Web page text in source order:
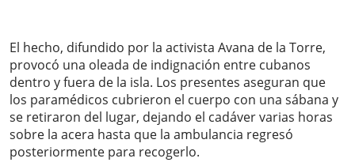
El hecho, difundido por la activista Avana de la Torre,
provocó una oleada de indignación entre cubanos
dentro y fuera de la isla. Los presentes aseguran que
los paramédicos cubrieron el cuerpo con una sábana y
se retiraron del lugar, dejando el cadáver varias horas
sobre la acera hasta que la ambulancia regresó
posteriormente para recogerlo.